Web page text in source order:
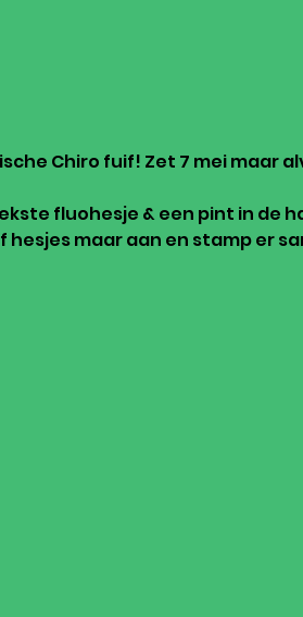
Chiro fuif! Zet 7 mei maar
fluohesje & een pint in de
maar aan en stamp er